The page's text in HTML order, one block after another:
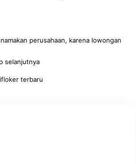
perusahaan, karena lowongan
selanjutnya
terbaru